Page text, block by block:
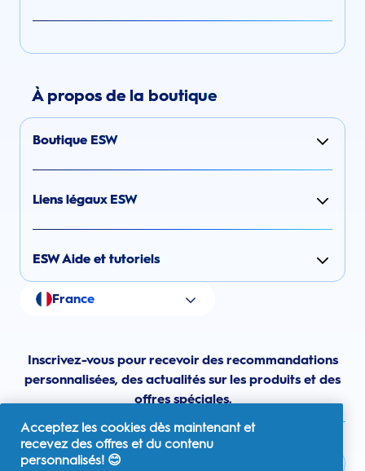
À propos de la boutique
Boutique ESW
Liens légaux ESW
ESW Aide et tutoriels
France
Inscrivez-vous pour recevoir des recommandations
personnalisées, des actualités sur les produits et des
offres spéciales.
Acceptez les cookies dès maintenant et
recevez des offres et du contenu
personnalisés! 😊